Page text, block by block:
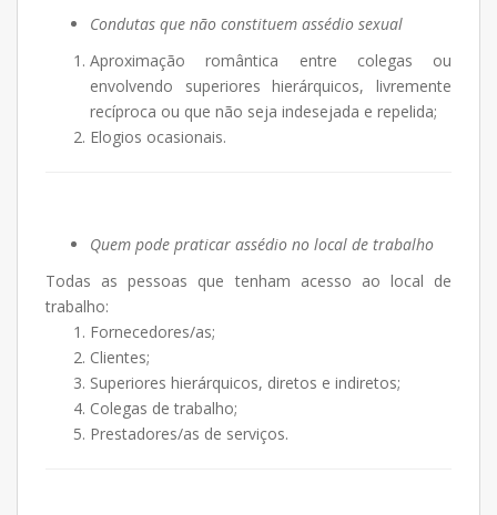
Condutas que não constituem assédio sexual
Aproximação romântica entre colegas ou
envolvendo superiores hierárquicos, livremente
recíproca ou que não seja indesejada e repelida;
Elogios ocasionais.
Quem pode praticar assédio no local de trabalho
Todas as pessoas que tenham acesso ao local de
trabalho:
Fornecedores/as;
Clientes;
Superiores hierárquicos, diretos e indiretos;
Colegas de trabalho;
Prestadores/as de serviços.